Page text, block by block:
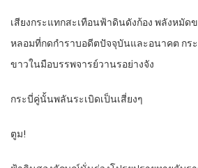
เสียงกระแทกสะเทือนฟ้าดินดังก้อง พลังหมัด
หลอมที่กดกำราบอดีตปัจจุบันและอนาคต กร
ขาวในมือบรรพจารย์วานรอย่างจัง
กระบี่คู่นั้นพลันระเบิดเป็นเสี่ยงๆ
ตูม!